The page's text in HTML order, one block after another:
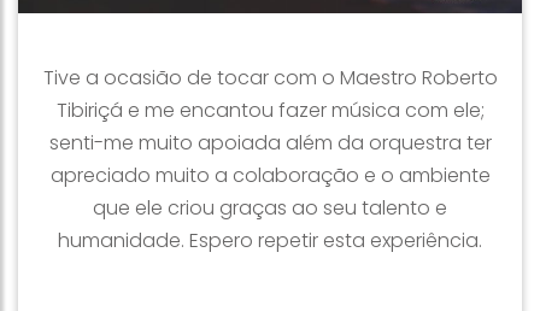
Tive a ocasião de tocar com o Maestro Roberto
Tibiriçá e me encantou fazer música com ele;
senti-me muito apoiada além da orquestra ter
apreciado muito a colaboração e o ambiente
que ele criou graças ao seu talento e
humanidade. Espero repetir esta experiência.